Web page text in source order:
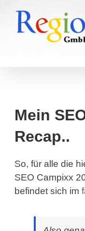
content
Mein
Recap..
So, für alle die
SEO Campixx
befindet sich im